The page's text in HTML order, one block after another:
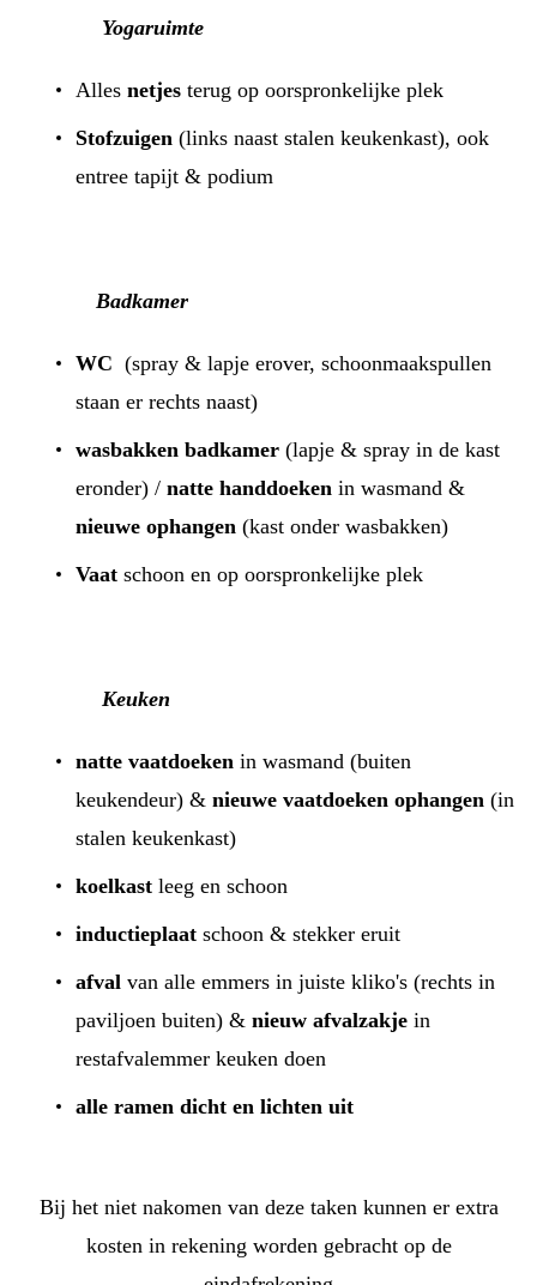
Yogaruimte
Alles netjes terug op oorspronkelijke plek
Stofzuigen (links naast stalen keukenkast), ook
entree tapijt & podium
Badkamer
WC (spray & lapje erover, schoonmaakspullen
staan er rechts naast)
wasbakken badkamer (lapje & spray in de kast
eronder) / natte handdoeken in wasmand &
nieuwe ophangen (kast onder wasbakken)
Vaat schoon en op oorspronkelijke plek
Keuken
natte vaatdoeken in wasmand (buiten
keukendeur) & nieuwe vaatdoeken ophangen (in
stalen keukenkast)
koelkast leeg en schoon
inductieplaat schoon & stekker eruit
afval van alle emmers in juiste kliko's (rechts in
paviljoen buiten) & nieuw afvalzakje in
restafvalemmer keuken doen
alle ramen dicht en lichten uit
Bij het niet nakomen van deze taken kunnen er extra
kosten in rekening worden gebracht op de